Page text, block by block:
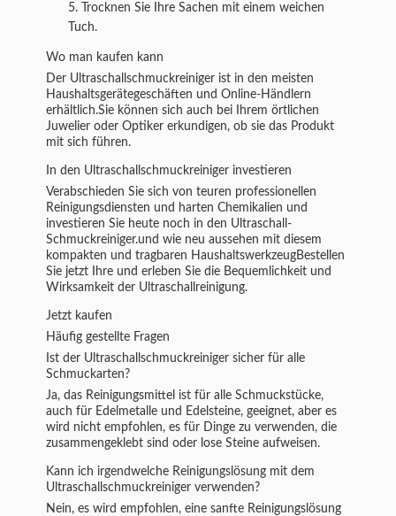
Trocknen Sie Ihre Sachen mit einem weichen
Tuch.
Wo man kaufen kann
Der Ultraschallschmuckreiniger ist in den meisten
Haushaltsgerätegeschäften und Online-Händlern
erhältlich.Sie können sich auch bei Ihrem örtlichen
Juwelier oder Optiker erkundigen, ob sie das Produkt
mit sich führen.
In den Ultraschallschmuckreiniger investieren
Verabschieden Sie sich von teuren professionellen
Reinigungsdiensten und harten Chemikalien und
investieren Sie heute noch in den Ultraschall-
Schmuckreiniger.und wie neu aussehen mit diesem
kompakten und tragbaren HaushaltswerkzeugBestellen
Sie jetzt Ihre und erleben Sie die Bequemlichkeit und
Wirksamkeit der Ultraschallreinigung.
Jetzt kaufen
Häufig gestellte Fragen
Ist der Ultraschallschmuckreiniger sicher für alle
Schmuckarten?
Ja, das Reinigungsmittel ist für alle Schmuckstücke,
auch für Edelmetalle und Edelsteine, geeignet, aber es
wird nicht empfohlen, es für Dinge zu verwenden, die
zusammengeklebt sind oder lose Steine aufweisen.
Kann ich irgendwelche Reinigungslösung mit dem
Ultraschallschmuckreiniger verwenden?
Nein, es wird empfohlen, eine sanfte Reinigungslösung